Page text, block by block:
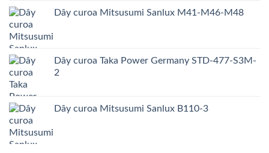
Dây curoa Mitsusumi Sanlux M41-M46-M48
Dây curoa Taka Power Germany STD-477-S3M-
2
Dây curoa Mitsusumi Sanlux B110-3